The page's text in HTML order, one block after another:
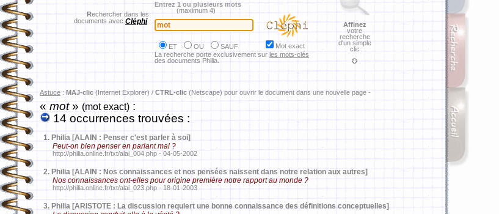
Rechercher dans les
documents avec Cléphi
Entrez 1 ou plusieurs mots
(maximum 4)
ET OU SAUF
Mot exact
La recherche porte exclusivement sur les mots-clés
des documents Philia.
Affinez
votre
recherche
d'un simple
clic
Astuce : MAJ-clic (Internet Explorer) / CTRL-clic (Netscape) pour ouvrir le document dans une nouvelle page -
«mot» (mot exact) :
14 occurrences trouvées :
1. Philia [ALAIN : Penser c'est parler à soi]
Peut-on bien penser en parlant mal ?
http://philia.online.fr/txt/alai_004.php - 04-05-2002
2. Philia [ALAIN : Nos connaissances et nos pensées naissent dans notre relation aux autres]
Nos connaissances ont-elles pour origine première notre rapport au monde ?
http://philia.online.fr/txt/alai_023.php - 18-01-2003
3. Philia [ARISTOTE : La discussion requiert une bonne connaissance des définitions conceptuelles]